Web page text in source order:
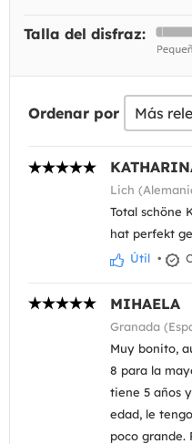
Talla del disfraz:
Ordenar por
Lich
Total schöne
hat perfekt
Útil •
MIHAELA
Granada
Muy bonito,
8 para la
tiene 5 años
edad, le
poco grande.